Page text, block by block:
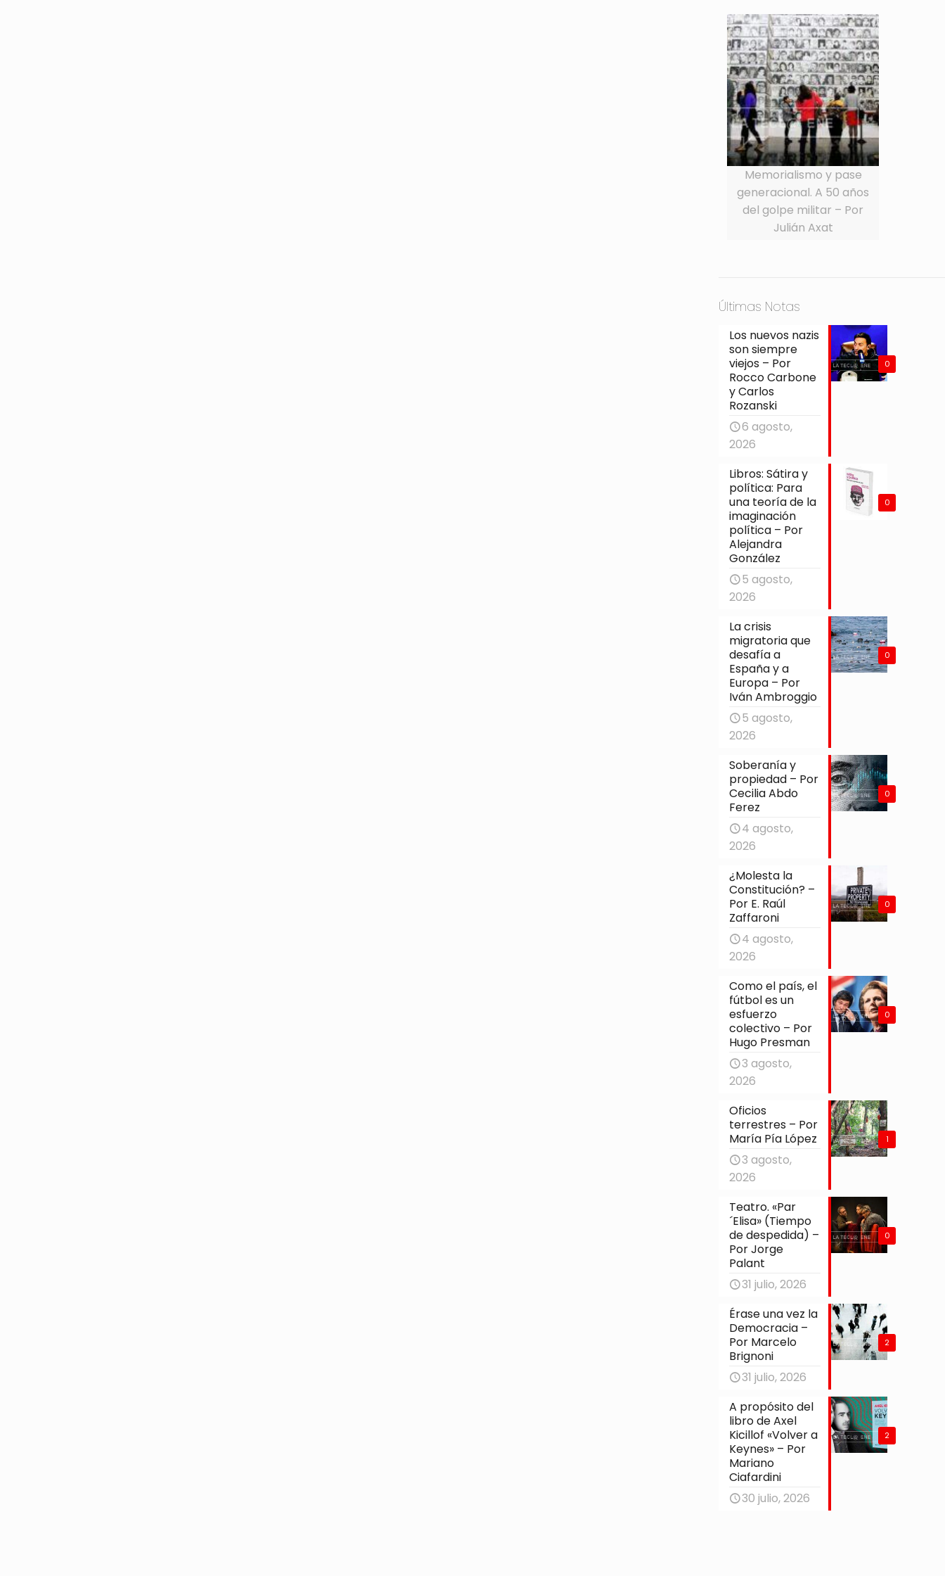
Memorialismo y pase
generacional. A 50 años
del golpe militar – Por
Julián Axat
Últimas Notas
0
Los nuevos nazis
son siempre
viejos – Por
Rocco Carbone
y Carlos
Rozanski
6 agosto,
2026
0
Libros: Sátira y
política: Para
una teoría de la
imaginación
política – Por
Alejandra
González
5 agosto,
2026
0
La crisis
migratoria que
desafía a
España y a
Europa – Por
Iván Ambroggio
5 agosto,
2026
0
Soberanía y
propiedad – Por
Cecilia Abdo
Ferez
4 agosto,
2026
0
¿Molesta la
Constitución? –
Por E. Raúl
Zaffaroni
4 agosto,
2026
0
Como el país, el
fútbol es un
esfuerzo
colectivo – Por
Hugo Presman
3 agosto,
2026
1
Oficios
terrestres – Por
María Pía López
3 agosto,
2026
0
Teatro. «Par
´Elisa» (Tiempo
de despedida) –
Por Jorge
Palant
31 julio, 2026
2
Érase una vez la
Democracia –
Por Marcelo
Brignoni
31 julio, 2026
2
A propósito del
libro de Axel
Kicillof «Volver a
Keynes» – Por
Mariano
Ciafardini
30 julio, 2026